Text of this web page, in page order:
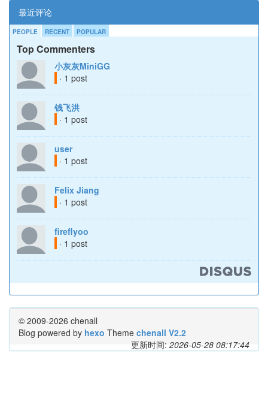
最近评论
PEOPLE RECENT POPULAR
Top Commenters
小灰灰MiniGG
· 1 post
钱飞洪
· 1 post
user
· 1 post
Felix Jiang
· 1 post
fireflyoo
· 1 post
© 2009-2026 chenall
Blog powered by hexo Theme chenall V2.2
更新时间: 2026-05-28 08:17:44